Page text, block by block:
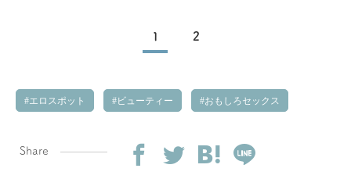
1 2
エロスポット ビューティー おもしろセックス
Share